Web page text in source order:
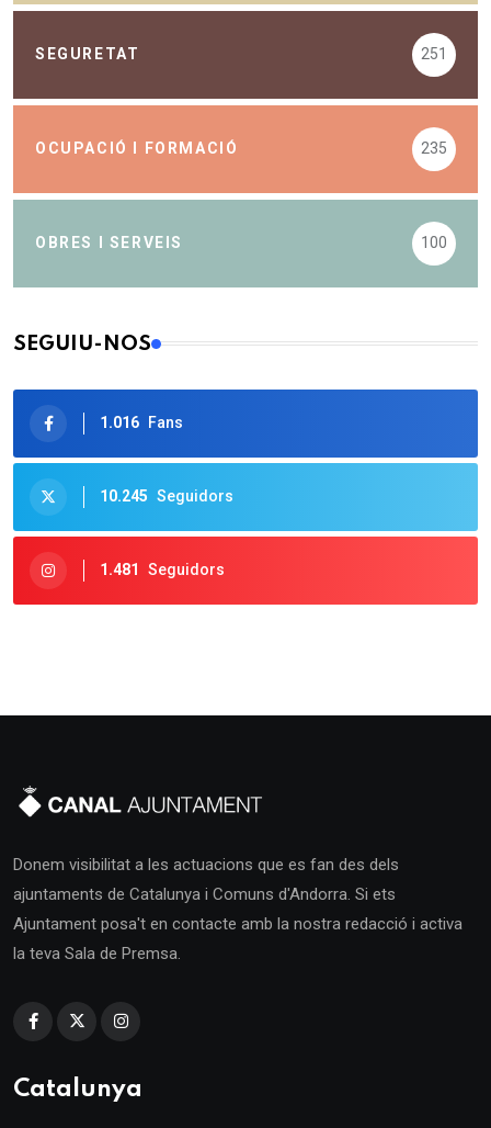
SEGURETAT 251
OCUPACIÓ I FORMACIÓ 235
OBRES I SERVEIS 100
SEGUIU-NOS
1.016 Fans
10.245 Seguidors
1.481 Seguidors
Donem visibilitat a les actuacions que es fan des dels
ajuntaments de Catalunya i Comuns d'Andorra. Si ets
Ajuntament posa't en contacte amb la nostra redacció i activa
la teva Sala de Premsa.
Catalunya